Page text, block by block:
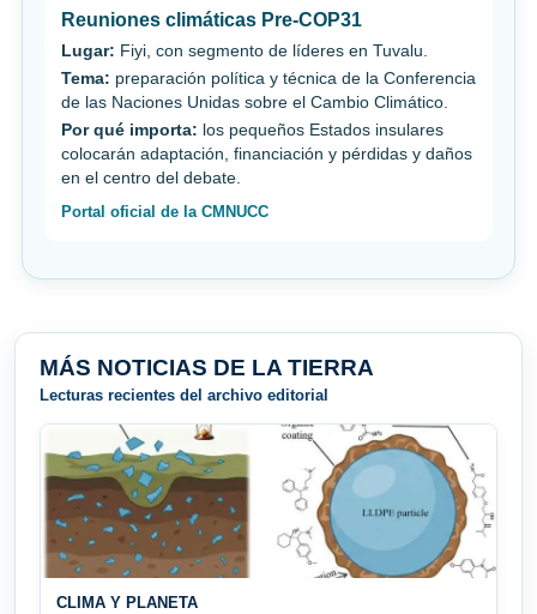
Reuniones climáticas Pre-COP31
Lugar: Fiyi, con segmento de líderes en Tuvalu.
Tema: preparación política y técnica de la Conferencia
de las Naciones Unidas sobre el Cambio Climático.
Por qué importa: los pequeños Estados insulares
colocarán adaptación, financiación y pérdidas y daños
en el centro del debate.
Portal oficial de la CMNUCC
MÁS NOTICIAS DE LA TIERRA
Lecturas recientes del archivo editorial
CLIMA Y PLANETA